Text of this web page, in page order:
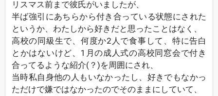
リスマス前まで彼氏がいましたが、
半ば強引にあちらから付き合っている状態にされた
というか、わたしから好きだと思ったことはなく、
高校の同級生で、何度か2人で食事して、特に告白
とかはないけど、1月の成人式の高校同窓会で付き
合ってるような紹介(？)を周囲にされ、
当時私自身他の人もいなかったし、好きでもなかっ
ただけで嫌ではなかったのでそのままにしていて、